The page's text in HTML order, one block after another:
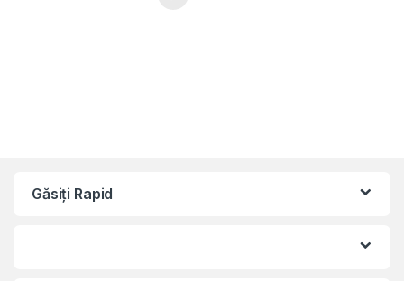
Găsiți Rapid